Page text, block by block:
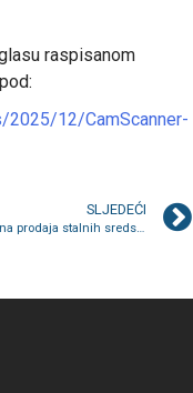
raspisanom
12/CamScanner-
SLJEDEĆI
Druga javna prodaja stalnih sredstava van upotrebe i radnih mašina